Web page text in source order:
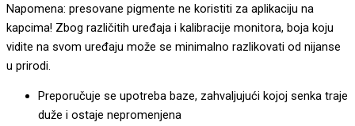
Napomena: presovane pigmente ne koristiti za aplikaciju na
kapcima! Zbog različitih uređaja i kalibracije monitora, boja koju
vidite na svom uređaju može se minimalno razlikovati od nijanse
u prirodi.
Preporučuje se upotreba baze, zahvaljujući kojoj senka traje
duže i ostaje nepromenjena